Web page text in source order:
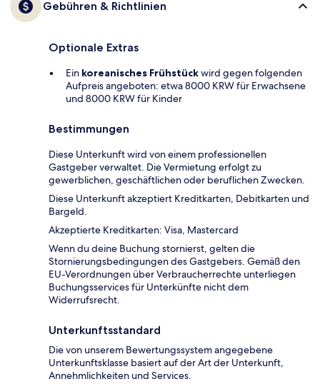
Gebühren & Richtlinien
Optionale Extras
Ein koreanisches Frühstückwird gegen folgenden
Aufpreis angeboten: etwa 8000 KRW für Erwachsene
und 8000 KRW für Kinder
Bestimmungen
Diese Unterkunft wird von einem professionellen
Gastgeber verwaltet. Die Vermietung erfolgt zu
gewerblichen, geschäftlichen oder beruflichen Zwecken.
Diese Unterkunft akzeptiert Kreditkarten, Debitkarten und
Bargeld.
Akzeptierte Kreditkarten: Visa, Mastercard
Wenn du deine Buchung stornierst, gelten die
Stornierungsbedingungen des Gastgebers. Gemäß den
EU-Verordnungen über Verbraucherrechte unterliegen
Buchungsservices für Unterkünfte nicht dem
Widerrufsrecht.
Unterkunftsstandard
Die von unserem Bewertungssystem angegebene
Unterkunftsklasse basiert auf der Art der Unterkunft,
Annehmlichkeiten und Services.